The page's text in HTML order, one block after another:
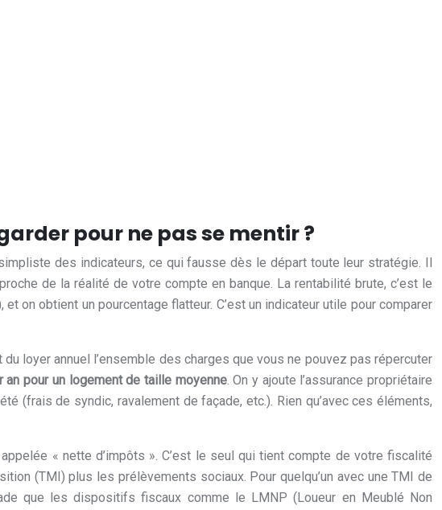
pour ne pas se mentir ?
des indicateurs, ce qui fausse dès le départ toute leur stratégie. Il
de la réalité de votre compte en banque. La rentabilité brute, c’est le
on obtient un pourcentage flatteur. C’est un indicateur utile pour comparer
loyer annuel l’ensemble des charges que vous ne pouvez pas répercuter
an pour un logement de taille moyenne. On y ajoute l’assurance propriétaire
(frais de syndic, ravalement de façade, etc.). Rien qu’avec ces éléments,
« nette d’impôts ». C’est le seul qui tient compte de votre fiscalité
(TMI) plus les prélèvements sociaux. Pour quelqu’un avec une TMI de
que les dispositifs fiscaux comme le LMNP (Loueur en Meublé Non